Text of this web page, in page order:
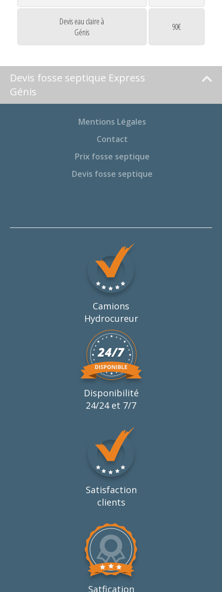
Devis eau claire à
Génis
90€
Devis fosse septique Express
Génis
Mentions Légales
Contact
Prix fosse septique
Devis fosse septique
Camions
Hydrocureur
Disponibilité
24/24 et 7/7
Satisfaction
clients
Satfication